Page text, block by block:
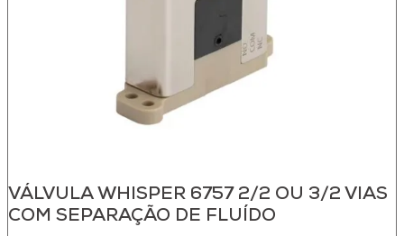
VÁLVULA WHISPER 6757 2/2 OU 3/2 VIAS
COM SEPARAÇÃO DE FLUÍDO